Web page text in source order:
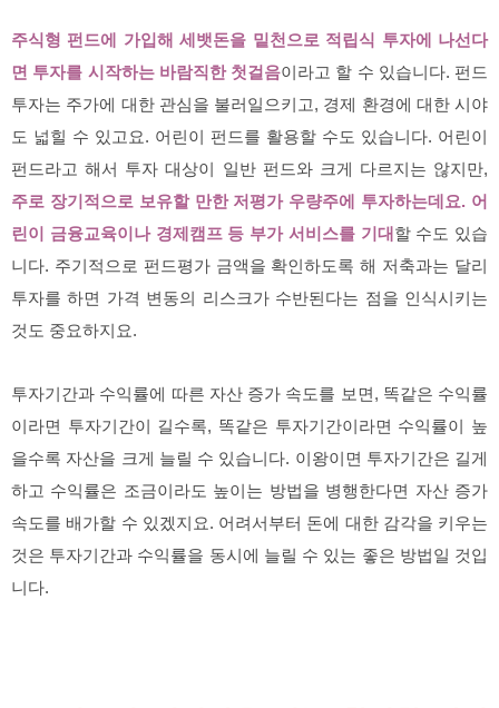
주식형 펀드에 가입해 세뱃돈을 밑천으로 적립식 투자에 나선다
면 투자를 시작하는 바람직한 첫걸음이라고 할 수 있습니다. 펀드
투자는 주가에 대한 관심을 불러일으키고, 경제 환경에 대한 시야
도 넓힐 수 있고요. 어린이 펀드를 활용할 수도 있습니다. 어린이
펀드라고 해서 투자 대상이 일반 펀드와 크게 다르지는 않지만,
주로 장기적으로 보유할 만한 저평가 우량주에 투자하는데요. 어
린이 금융교육이나 경제캠프 등 부가 서비스를 기대할 수도 있습
니다. 주기적으로 펀드평가 금액을 확인하도록 해 저축과는 달리
투자를 하면 가격 변동의 리스크가 수반된다는 점을 인식시키는
것도 중요하지요.
투자기간과 수익률에 따른 자산 증가 속도를 보면, 똑같은 수익률
이라면 투자기간이 길수록, 똑같은 투자기간이라면 수익률이 높
을수록 자산을 크게 늘릴 수 있습니다. 이왕이면 투자기간은 길게
하고 수익률은 조금이라도 높이는 방법을 병행한다면 자산 증가
속도를 배가할 수 있겠지요. 어려서부터 돈에 대한 감각을 키우는
것은 투자기간과 수익률을 동시에 늘릴 수 있는 좋은 방법일 것입
니다.